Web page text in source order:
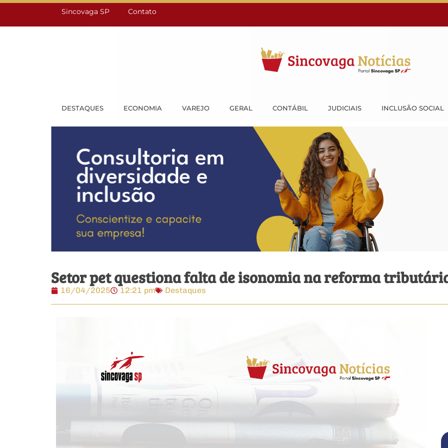
Sincovaga SP Contato
DESTAQUES ECONOMIA VAREJO GERAL CONTÁBIL JUDICIAIS INCLUSÃO SOCIAL
Setor pet questiona falta de isonomia na reforma
16/04/2025 12:21 pm Destaques